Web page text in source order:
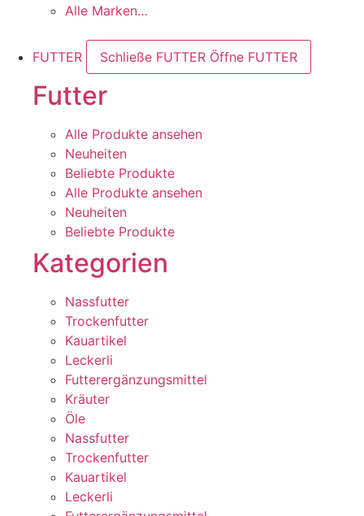
Alle Marken…
FUTTER Schließe FUTTER Öffne FUTTER
Futter
Alle Produkte ansehen
Neuheiten
Beliebte Produkte
Alle Produkte ansehen
Neuheiten
Beliebte Produkte
Kategorien
Nassfutter
Trockenfutter
Kauartikel
Leckerli
Futterergänzungsmittel
Kräuter
Öle
Nassfutter
Trockenfutter
Kauartikel
Leckerli